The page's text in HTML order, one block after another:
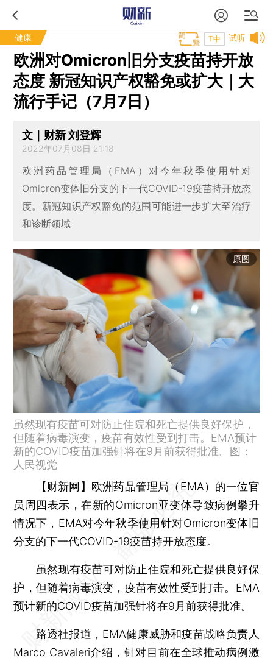
健康 试听
T中
欧洲对Omicron旧分支疫苗持开放
态度 新冠知识产权豁免或扩大｜大
流行手记（7月7日）
文｜财新 刘登辉
2022年07月08日 21:18
欧洲药品管理局（EMA）对今年秋季使用针对
Omicron变体旧分支的下一代COVID-19疫苗持开放态
度。新冠知识产权豁免的范围可能进一步扩大至治疗
和诊断领域
原图
虽然现有疫苗可对防止住院和死亡提供良好保护，
但随着病毒演变，疫苗有效性受到打击。EMA预计
新的COVID疫苗加强针将在9月前获得批准。图：
人民视觉
【财新网】 欧洲药品管理局（EMA）的一位官
员周四表示，在新的Omicron亚变体导致病例攀升
情况下，EMA对今年秋季使用针对Omicron变体旧
分支的下一代COVID-19疫苗持开放态度。
虽然现有疫苗可对防止住院和死亡提供良好保
护，但随着病毒演变，疫苗有效性受到打击。EMA
预计新的COVID疫苗加强针将在9月前获得批准。
路透社报道，EMA健康威胁和疫苗战略负责人
Marco Cavaleri介绍，针对目前在全球推动病例激